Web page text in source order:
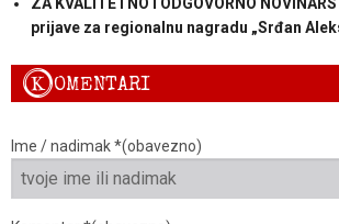
prijave za regionalnu nagradu „Srđan
KOMENTARI
Ime / nadimak *(obavezno)